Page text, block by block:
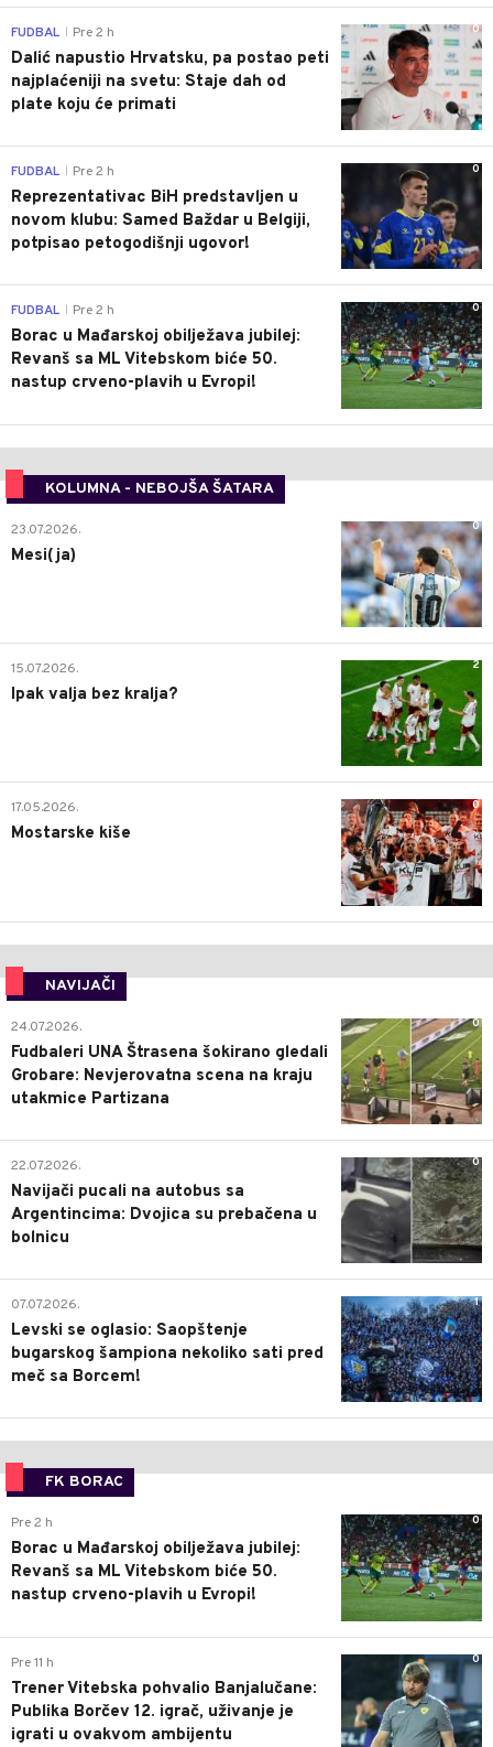
0
FUDBAL Pre 2 h
Dalić napustio Hrvatsku, pa postao peti
najplaćeniji na svetu: Staje dah od
plate koju će primati
0
FUDBAL Pre 2 h
Reprezentativac BiH predstavljen u
novom klubu: Samed Baždar u Belgiji,
potpisao petogodišnji ugovor!
0
FUDBAL Pre 2 h
Borac u Mađarskoj obilježava jubilej:
Revanš sa ML Vitebskom biće 50.
nastup crveno-plavih u Evropi!
KOLUMNA - NEBOJŠA ŠATARA
0
23.07.2026.
Mesi(ja)
2
15.07.2026.
Ipak valja bez kralja?
0
17.05.2026.
Mostarske kiše
NAVIJAČI
0
24.07.2026.
Fudbaleri UNA Štrasena šokirano gledali
Grobare: Nevjerovatna scena na kraju
utakmice Partizana
0
22.07.2026.
Navijači pucali na autobus sa
Argentincima: Dvojica su prebačena u
bolnicu
1
07.07.2026.
Levski se oglasio: Saopštenje
bugarskog šampiona nekoliko sati pred
meč sa Borcem!
FK BORAC
0
Pre 2 h
Borac u Mađarskoj obilježava jubilej:
Revanš sa ML Vitebskom biće 50.
nastup crveno-plavih u Evropi!
0
Pre 11 h
Trener Vitebska pohvalio Banjalučane:
Publika Borčev 12. igrač, uživanje je
igrati u ovakvom ambijentu